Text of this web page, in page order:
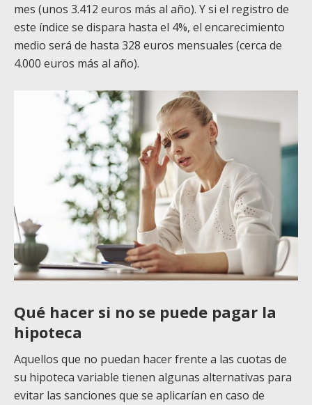
mes (unos 3.412 euros más al año). Y si el registro de
este índice se dispara hasta el 4%, el encarecimiento
medio será de hasta 328 euros mensuales (cerca de
4.000 euros más al año).
Qué hacer si no se puede pagar la
hipoteca
Aquellos que no puedan hacer frente a las cuotas de
su hipoteca variable tienen algunas alternativas para
evitar las sanciones que se aplicarían en caso de